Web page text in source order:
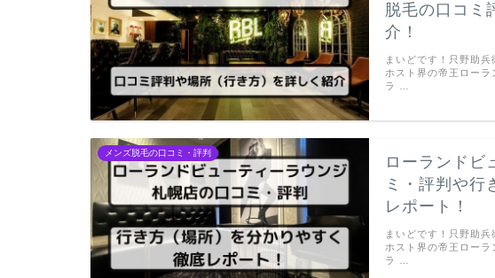
脱毛の口コミ
介！
まいどです！只野助
ホスト界の帝王ロー
ラ …
メンズ脱毛の口コミ・評判
ローランドビ
ミ・評判や行
レポート！
まいどです！只野助
ホスト界の帝王ロー
ラ …